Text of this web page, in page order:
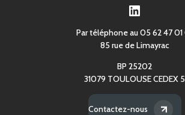
LinkedIn
Par téléphone au 05 62 47 01
85 rue de Limayrac
BP 25202
31079 TOULOUSE CEDEX 5
Contactez-nous